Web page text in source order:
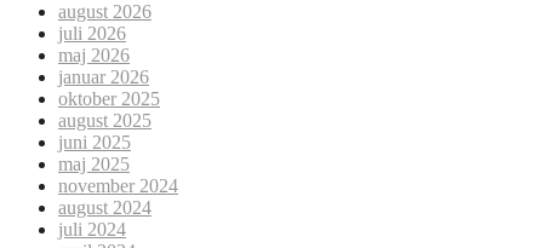
august 2026
juli 2026
maj 2026
januar 2026
oktober 2025
august 2025
juni 2025
maj 2025
november 2024
august 2024
juli 2024